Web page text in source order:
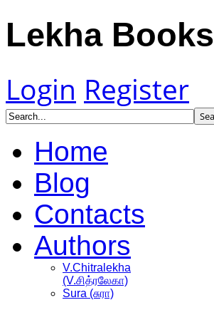
Lekha Books
Login Register
Home
Blog
Contacts
Authors
V.Chitralekha
(V.சித்ரலேகா)
Sura (சுரா)